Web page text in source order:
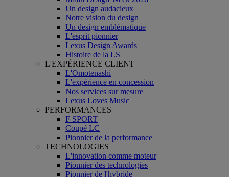
Un design audacieux
Notre vision du design
Un design emblématique
L'esprit pionnier
Lexus Design Awards
Histoire de la LS
L'EXPÉRIENCE CLIENT
L'Omotenashi
L'expérience en concession
Nos services sur mesure
Lexus Loves Music
PERFORMANCES
F SPORT
Coupé LC
Pionnier de la performance
TECHNOLOGIES
L'innovation comme moteur
Pionnier des technologies
Pionnier de l'hybride